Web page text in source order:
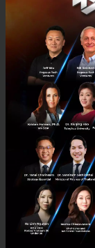
AIS Fibre สร้าง
เตอร์ Nokia
AIS Fibre สร้างมาต
Mesh WiFi...
พฤศจิกายน 4, 2019|
Tech & Biz AIS AIS